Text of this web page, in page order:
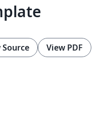
Source View PDF